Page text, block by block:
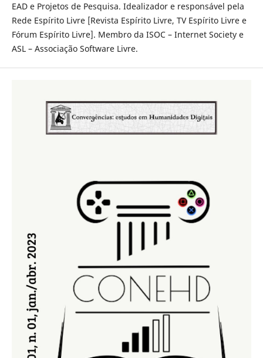
EAD e Projetos de Pesquisa. Idealizador e responsável pela
Rede Espírito Livre [Revista Espírito Livre, TV Espírito Livre e
Fórum Espírito Livre]. Membro da ISOC – Internet Society e
ASL – Associação Software Livre.